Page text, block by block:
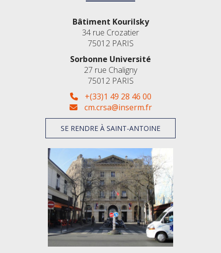
Bâtiment Kourilsky
34 rue Crozatier
75012 PARIS
Sorbonne Université
27 rue Chaligny
75012 PARIS
+(33)1 49 28 46 00
cm.crsa@inserm.fr
SE RENDRE À SAINT-ANTOINE